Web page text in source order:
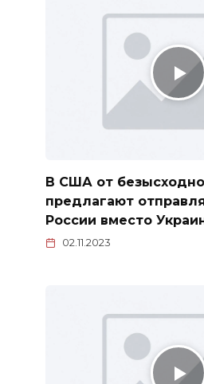
В США от
предлагают
России вместо
02.11.2023